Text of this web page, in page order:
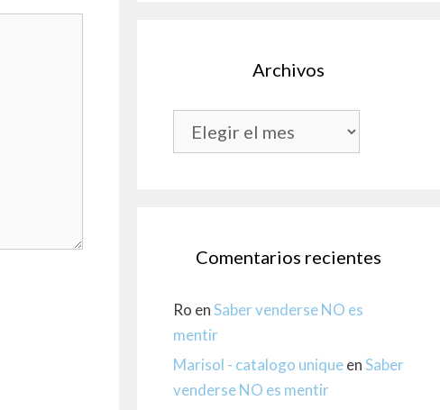
Archivos
Comentarios recientes
Ro enSaber venderse NO es
mentir
Marisol - catalogo uniqueenSaber
venderse NO es mentir